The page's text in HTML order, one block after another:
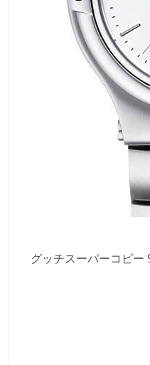
グッチスーパーコピー